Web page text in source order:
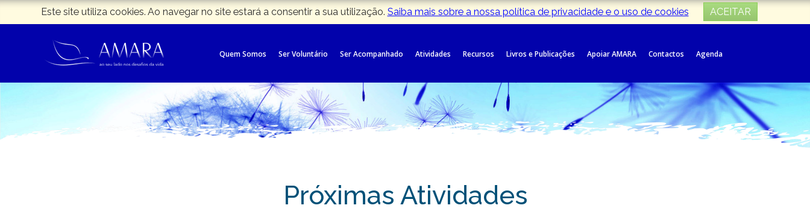
Este site utiliza cookies. Ao navegar no site estará a consentir a sua utilização. Saiba mais sobre a nossa política de privacidade e o uso de cookies ACEITAR
Quem Somos Ser Voluntário Ser Acompanhado Atividades Recursos Livros e Publicações Apoiar AMARA Contactos Agenda
Próximas Atividades